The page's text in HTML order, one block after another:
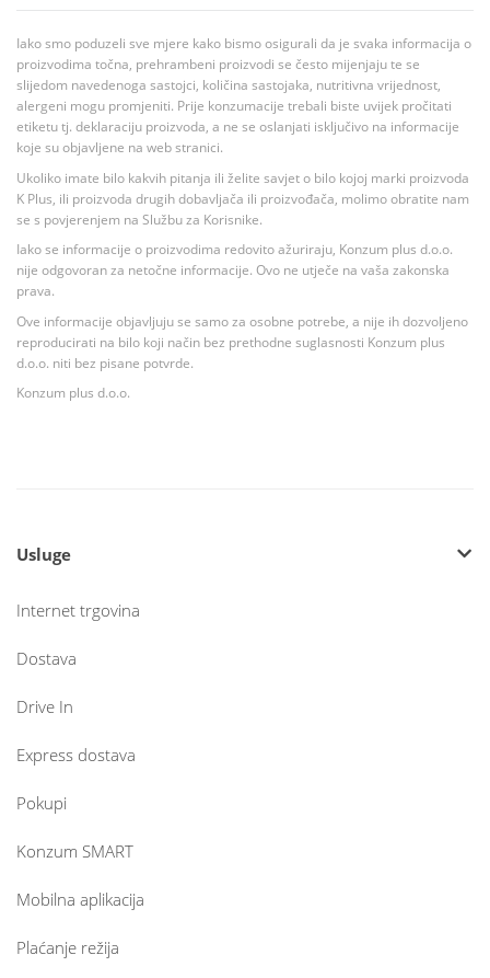
Iako smo poduzeli sve mjere kako bismo osigurali da je svaka informacija o
proizvodima točna, prehrambeni proizvodi se često mijenjaju te se
slijedom navedenoga sastojci, količina sastojaka, nutritivna vrijednost,
alergeni mogu promjeniti. Prije konzumacije trebali biste uvijek pročitati
etiketu tj. deklaraciju proizvoda, a ne se oslanjati isključivo na informacije
koje su objavljene na web stranici.
Ukoliko imate bilo kakvih pitanja ili želite savjet o bilo kojoj marki proizvoda
K Plus, ili proizvoda drugih dobavljača ili proizvođača, molimo obratite nam
se s povjerenjem na Službu za Korisnike.
Iako se informacije o proizvodima redovito ažuriraju, Konzum plus d.o.o.
nije odgovoran za netočne informacije. Ovo ne utječe na vaša zakonska
prava.
Ove informacije objavljuju se samo za osobne potrebe, a nije ih dozvoljeno
reproducirati na bilo koji način bez prethodne suglasnosti Konzum plus
d.o.o. niti bez pisane potvrde.
Konzum plus d.o.o.
Usluge
Internet trgovina
Dostava
Drive In
Express dostava
Pokupi
Konzum SMART
Mobilna aplikacija
Plaćanje režija